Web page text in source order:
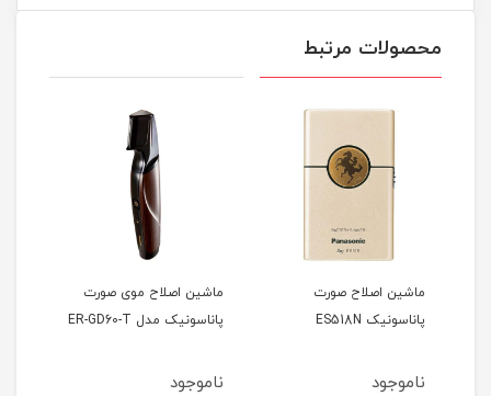
محصولات مرتبط
ماشین اصلاح صورت
پاناسونیک ES518N
ناموجود
ماشین اصلاح موی صورت
پاناسونیک مدل ER-GD60-T
ناموجود